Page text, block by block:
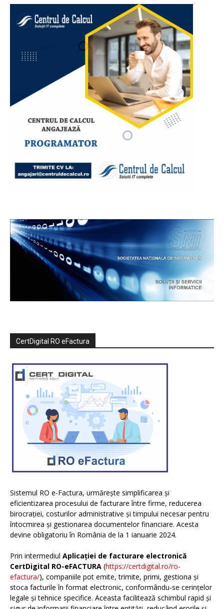
CertDigital RO eFactura
Sistemul RO e-Factura, urmărește simplificarea și
eficientizarea procesului de facturare între firme, reducerea
birocrației, costurilor administrative și timpului necesar pentru
întocmirea și gestionarea documentelor financiare. Acesta
devine obligatoriu în România de la 1 ianuarie 2024.
Prin intermediul Aplicației de facturare electronică
CertDigital RO-eFACTURA (https://certdigital.ro/ro-
efactura/), companiile pot emite, trimite, primi, gestiona și
stoca facturile în format electronic, conformându-se cerințelor
legale și tehnice specifice. Aceasta facilitează schimbul rapid și